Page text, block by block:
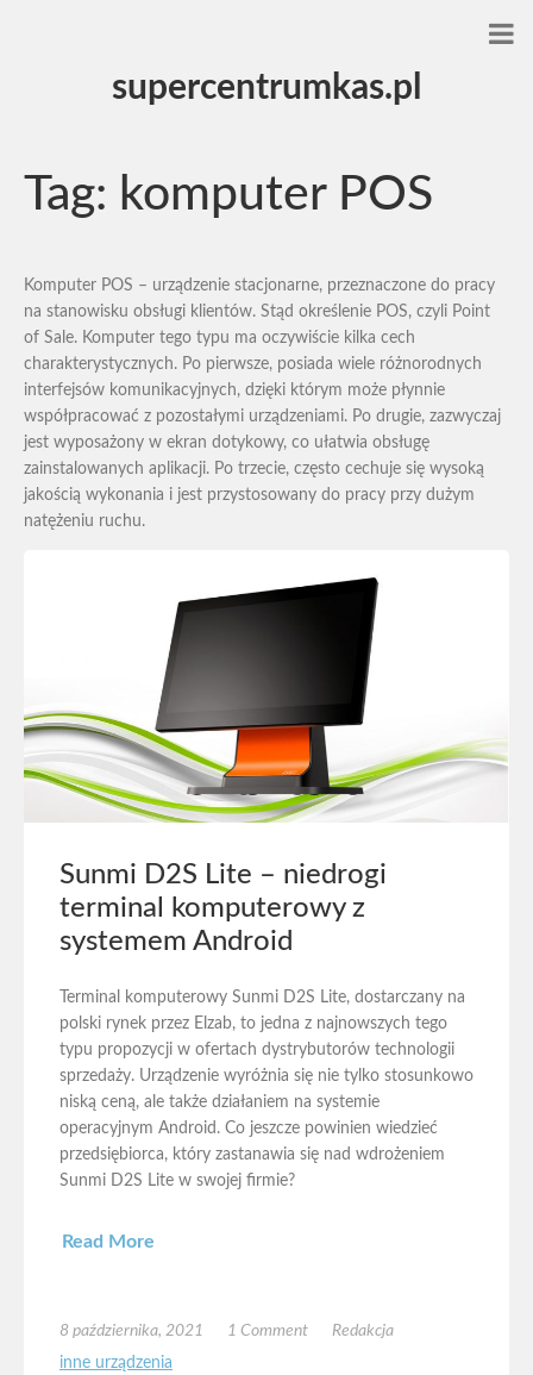
supercentrumkas.pl
Tag: komputer POS
Komputer POS – urządzenie stacjonarne, przeznaczone do pracy
na stanowisku obsługi klientów. Stąd określenie POS, czyli Point
of Sale. Komputer tego typu ma oczywiście kilka cech
charakterystycznych. Po pierwsze, posiada wiele różnorodnych
interfejsów komunikacyjnych, dzięki którym może płynnie
współpracować z pozostałymi urządzeniami. Po drugie, zazwyczaj
jest wyposażony w ekran dotykowy, co ułatwia obsługę
zainstalowanych aplikacji. Po trzecie, często cechuje się wysoką
jakością wykonania i jest przystosowany do pracy przy dużym
natężeniu ruchu.
Sunmi D2S Lite – niedrogi
terminal komputerowy z
systemem Android
Terminal komputerowy Sunmi D2S Lite, dostarczany na
polski rynek przez Elzab, to jedna z najnowszych tego
typu propozycji w ofertach dystrybutorów technologii
sprzedaży. Urządzenie wyróżnia się nie tylko stosunkowo
niską ceną, ale także działaniem na systemie
operacyjnym Android. Co jeszcze powinien wiedzieć
przedsiębiorca, który zastanawia się nad wdrożeniem
Sunmi D2S Lite w swojej firmie?
Read More
8 października, 2021 1 Comment
Redakcja
inne urządzenia